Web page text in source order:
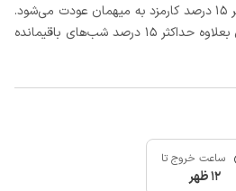
صورتحساب پس از کسر حداکثر 15 درصد کارمزد به میهمان عودت می‌شود.
در غیر اینصورت اجاره شب اول بعلاوه حداکثر 15 درصد شب‌های باقیمانده
ساعت خروج تا
12 ظهر